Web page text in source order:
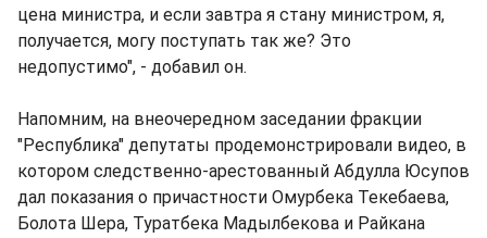
цена министра, и если завтра я стану министром, я,
получается, могу поступать так же? Это
недопустимо", - добавил он.
Напомним, на внеочередном заседании фракции
"Республика" депутаты продемонстрировали видео, в
котором следственно-арестованный Абдулла Юсупов
дал показания о причастности Омурбека Текебаева,
Болота Шера, Туратбека Мадылбекова и Райкана